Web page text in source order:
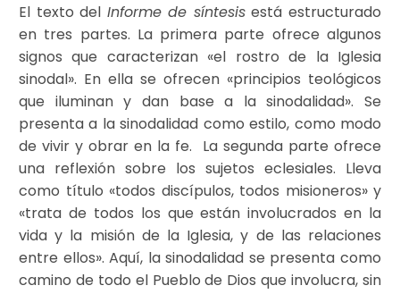
El texto del Informe de síntesisestá estructurado
en tres partes. La primera parte ofrece algunos
signos que caracterizan «el rostro de la Iglesia
sinodal». En ella se ofrecen «principios teológicos
que iluminan y dan base a la sinodalidad». Se
presenta a la sinodalidad como estilo, como modo
de vivir y obrar en la fe. La segunda parte ofrece
una reflexión sobre los sujetos eclesiales. Lleva
como título «todos discípulos, todos misioneros» y
«trata de todos los que están involucrados en la
vida y la misión de la Iglesia, y de las relaciones
entre ellos». Aquí, la sinodalidad se presenta como
camino de todo el Pueblo de Dios que involucra, sin